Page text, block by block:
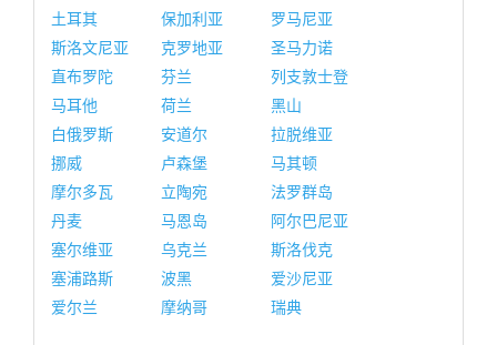
土耳其
保加利亚
罗马尼亚
斯洛文尼亚
克罗地亚
圣马力诺
直布罗陀
芬兰
列支敦士登
马耳他
荷兰
黑山
白俄罗斯
安道尔
拉脱维亚
挪威
卢森堡
马其顿
摩尔多瓦
立陶宛
法罗群岛
丹麦
马恩岛
阿尔巴尼亚
塞尔维亚
乌克兰
斯洛伐克
塞浦路斯
波黑
爱沙尼亚
爱尔兰
摩纳哥 瑞典